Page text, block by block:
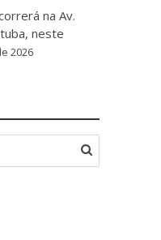
na Av.
neste
2026